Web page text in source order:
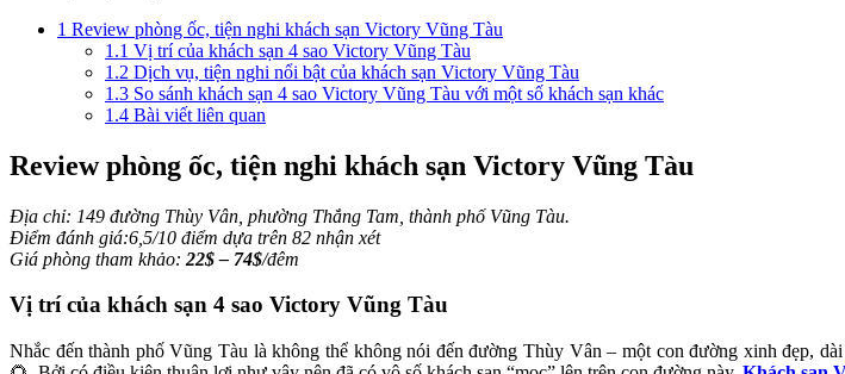
1 Review phòng ốc, tiện nghi khách sạn Victory Vũng Tàu
1.1 Vị trí của khách sạn 4 sao Victory Vũng Tàu
1.2 Dịch vụ, tiện nghi nổi bật của khách sạn Victory Vũng Tàu
1.3 So sánh khách sạn 4 sao Victory Vũng Tàu với một số khách sạn khác
1.4 Bài viết liên quan
Review phòng ốc, tiện nghi khách sạn Victory Vũng Tàu
Địa chỉ: 149 đường Thùy Vân, phường Thắng Tam, thành phố Vũng Tàu.
Điểm đánh giá:6,5/10 điểm dựa trên 82 nhận xét
Giá phòng tham khảo: 22$ – 74$/đêm
Vị trí của khách sạn 4 sao Victory Vũng Tàu
Nhắc đến thành phố Vũng Tàu là không thể không nói đến đường Thùy Vân – một con đường xinh đẹp,